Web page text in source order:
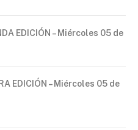
EDICIÓN – Miércoles 05 de
EDICIÓN – Miércoles 05 de